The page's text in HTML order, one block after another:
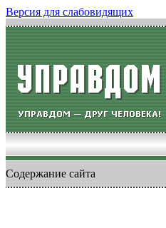
Версия для слабовидящих
Содержание сайта